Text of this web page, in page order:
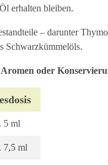
erhalten bleiben.
– darunter
Schwarzkümmelöls.
oder
5 ml
7,5 ml